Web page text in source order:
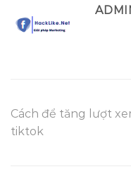
Cách để tăng lượt
tiktok